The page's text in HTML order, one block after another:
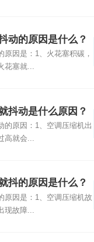
动的原因是什么？
原因是：1、火花塞积碳，
花塞就...
抖动是什么原因？
的原因：1、空调压缩机出
高就会...
抖的原因是什么？
原因是：1、空调压缩机故
现故障...